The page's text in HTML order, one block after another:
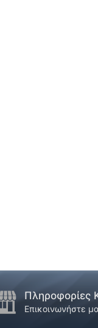
Πληροφορίες
Επικοινωνήστε